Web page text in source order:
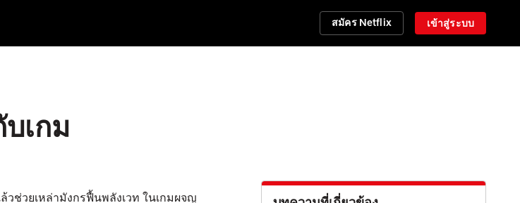
สมัคร Netflix เข้าสู่ระบบ
เกม
ช่วยเหล่ามังกรฟื้นพลังเวท ในเกมผจญ